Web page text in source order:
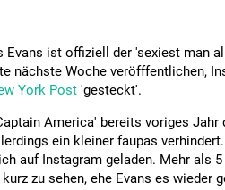
Evans ist offiziell der 'sexiest man
nächste Woche veröfffentlichen,
York Post 'gesteckt'.
America' bereits voriges Jahr
ein kleiner faupas
auf Instagram geladen. Mehr als
zu sehen, ehe Evans es wieder